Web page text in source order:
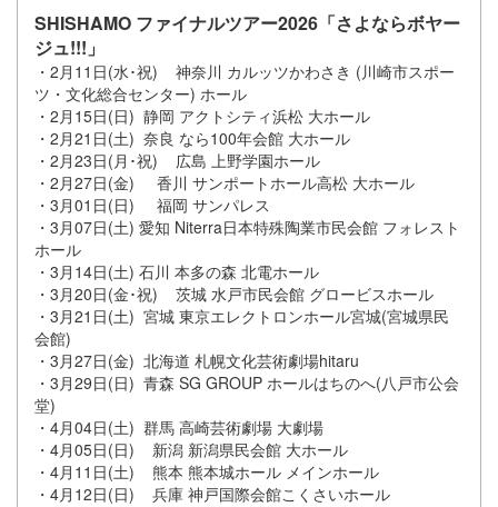
SHISHAMO ファイナルツアー2026「さよならボヤー
ジュ!!!」
・2月11日(水･祝) 神奈川 カルッツかわさき (川崎市スポー
ツ・文化総合センター) ホール
・2月15日(日) 静岡 アクトシティ浜松 大ホール
・2月21日(土) 奈良 なら100年会館 大ホール
・2月23日(月･祝) 広島 上野学園ホール
・2月27日(金) 香川 サンポートホール高松 大ホール
・3月01日(日) 福岡 サンパレス
・3月07日(土) 愛知 Niterra日本特殊陶業市民会館 フォレスト
ホール
・3月14日(土) 石川 本多の森 北電ホール
・3月20日(金･祝) 茨城 水戸市民会館 グロービスホール
・3月21日(土) 宮城 東京エレクトロンホール宮城(宮城県民
会館)
・3月27日(金) 北海道 札幌文化芸術劇場hitaru
・3月29日(日) 青森 SG GROUP ホールはちのへ(八戸市公会
堂)
・4月04日(土) 群馬 高崎芸術劇場 大劇場
・4月05日(日) 新潟 新潟県民会館 大ホール
・4月11日(土) 熊本 熊本城ホール メインホール
・4月12日(日) 兵庫 神戸国際会館こくさいホール